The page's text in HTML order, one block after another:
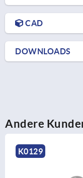
CAD
DOWNLOADS
Andere
K0108